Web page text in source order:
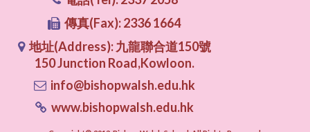
傳真(Fax): 2336 1664
地址(Address): 九龍聯合道150號
150 Junction Road,Kowloon.
info@bishopwalsh.edu.hk
www.bishopwalsh.edu.hk